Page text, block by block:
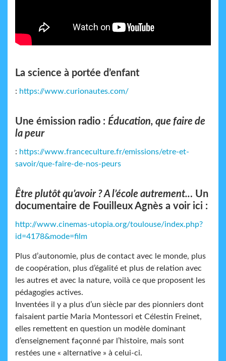
La science à portée d’enfant
: https://www.curionautes.com/
Une émission radio : Éducation, que faire de
la peur
: https://www.franceculture.fr/emissions/etre-et-
savoir/que-faire-de-nos-peurs
Être plutôt qu’avoir ? A l’école autrement... Un
documentaire de Fouilleux Agnès a voir ici :
http://www.cinemas-utopia.org/toulouse/index.php?
id=4178&mode=film
Plus d’autonomie, plus de contact avec le monde, plus
de coopération, plus d’égalité et plus de relation avec
les autres et avec la nature, voilà ce que proposent les
pédagogies actives.
Inventées il y a plus d’un siècle par des pionniers dont
faisaient partie Maria Montessori et Célestin Freinet,
elles remettent en question un modèle dominant
d’enseignement façonné par l’histoire, mais sont
restées une « alternative » à celui-ci.